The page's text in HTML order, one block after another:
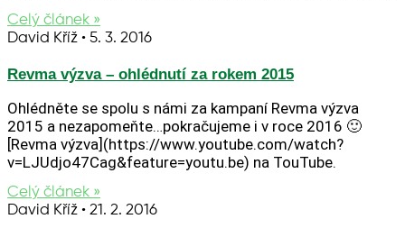
Celý článek »
David Kříž
5. 3. 2016
Revma výzva – ohlédnutí za rokem 2015
Ohlédněte se spolu s námi za kampaní Revma výzva
2015 a nezapomeňte…pokračujeme i v roce 2016 🙂
[Revma výzva](https://www.youtube.com/watch?
v=LJUdjo47Cag&feature=youtu.be) na TouTube.
Celý článek »
David Kříž
21. 2. 2016